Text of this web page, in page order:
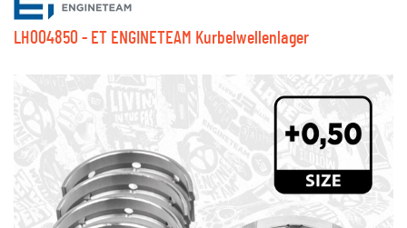
LH004850 - ET ENGINETEAM Kurbelwellenlager